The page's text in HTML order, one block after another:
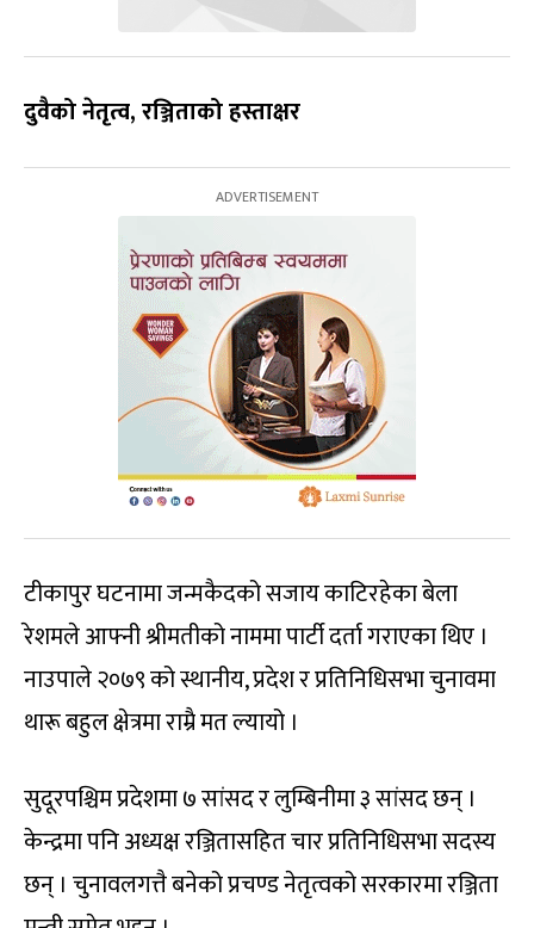
दुवैको नेतृत्व, रञ्जिताको हस्ताक्षर
टीकापुर घटनामा जन्मकैदको सजाय काटिरहेका बेला
रेशमले आफ्नी श्रीमतीको नाममा पार्टी दर्ता गराएका थिए ।
नाउपाले २०७९ को स्थानीय, प्रदेश र प्रतिनिधिसभा चुनावमा
थारू बहुल क्षेत्रमा राम्रै मत ल्यायो ।
सुदूरपश्चिम प्रदेशमा ७ सांसद र लुम्बिनीमा ३ सांसद छन् ।
केन्द्रमा पनि अध्यक्ष रञ्जितासहित चार प्रतिनिधिसभा सदस्य
छन् । चुनावलगत्तै बनेको प्रचण्ड नेतृत्वको सरकारमा रञ्जिता